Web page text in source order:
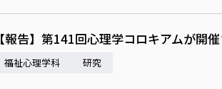
【報告】第141回心理学コロキアムが開
福祉心理学科 研究